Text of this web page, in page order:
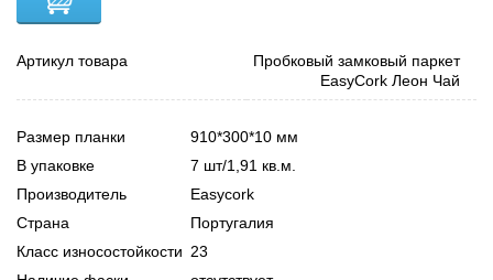
Артикул товара
Пробковый замковый паркет
EasyCork Леон Чай
Размер планки
910*300*10 мм
В упаковке
7 шт/1,91 кв.м.
Производитель
Easycork
Страна
Португалия
Класс износостойкости 23